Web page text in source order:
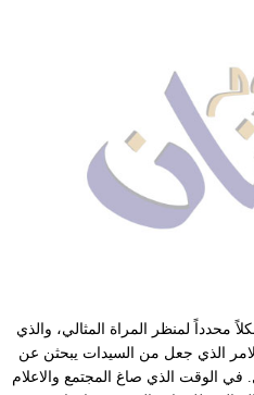
محدداً لمنظر المراة المثالي، والذي
الذي جعل من السيدات يبحثن عن
في الوقت الذي صاغ المجتمع والاعلام